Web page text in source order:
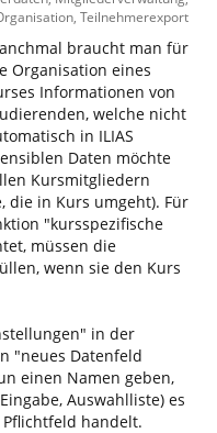
Teilnehmerexport
braucht man für
Organisation eines
Informationen von
welche nicht
in ILIAS
Daten möchte
Kursmitgliedern
die in Kurs umgeht). Für
"kursspezifische
müssen die
wenn sie den Kurs
in der
"neues Datenfeld
einen Namen geben,
Auswahlliste) es
handelt.